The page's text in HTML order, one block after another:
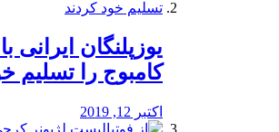
یوزپلنگان ایرانی
کامبوج را تسلیم
اکتبر 12, 2019